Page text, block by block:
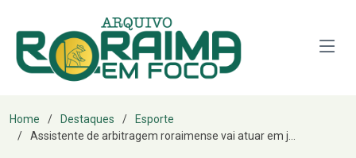
Home Destaques
Esporte
Assistente de arbitragem roraimense vai atuar em j...